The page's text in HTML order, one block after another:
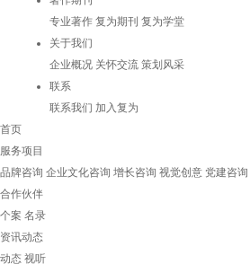
专业著作 复为期刊 复为学堂
关于我们
企业概况 关怀交流 策划风采
联系
联系我们 加入复为
首页
服务项目
品牌咨询 企业文化咨询 增长咨询 视觉创意 党建咨询
合作伙伴
个案 名录
资讯动态
动态 视听